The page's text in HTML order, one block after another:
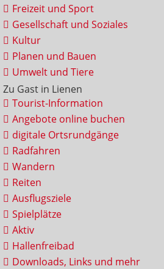
Freizeit und Sport
Gesellschaft und Soziales
Kultur
Planen und Bauen
Umwelt und Tiere
Zu Gast in Lienen
Tourist-Information
Angebote online buchen
digitale Ortsrundgänge
Radfahren
Wandern
Reiten
Ausflugsziele
Spielplätze
Aktiv
Hallenfreibad
Downloads, Links und mehr